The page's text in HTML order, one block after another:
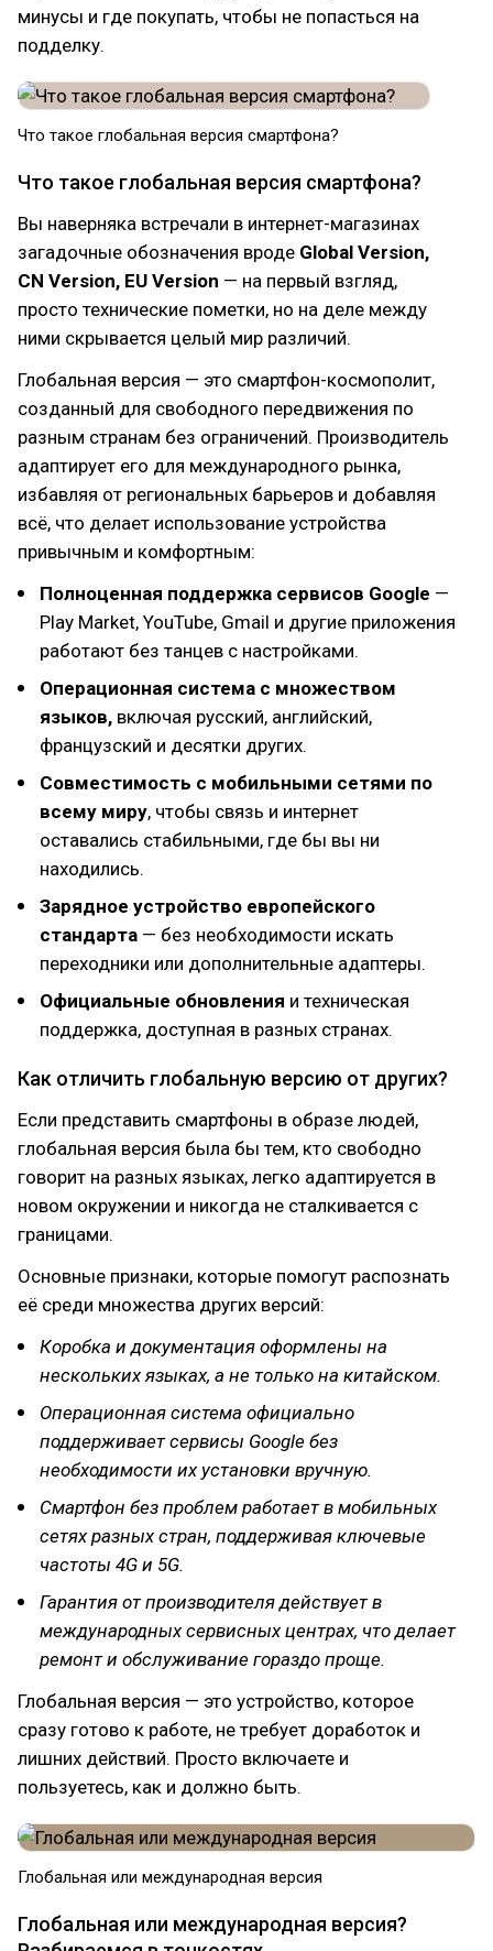
минусы и где покупать, чтобы не попасться на
подделку.
Что такое глобальная версия смартфона?
Что такое глобальная версия смартфона?
Вы наверняка встречали в интернет-магазинах
загадочные обозначения вроде Global Version,
CN Version, EU Version — на первый взгляд,
просто технические пометки, но на деле между
ними скрывается целый мир различий.
Глобальная версия — это смартфон-космополит,
созданный для свободного передвижения по
разным странам без ограничений. Производитель
адаптирует его для международного рынка,
избавляя от региональных барьеров и добавляя
всё, что делает использование устройства
привычным и комфортным:
Полноценная поддержка сервисов Google —
Play Market, YouTube, Gmail и другие приложения
работают без танцев с настройками.
Операционная система с множеством
языков, включая русский, английский,
французский и десятки других.
Совместимость с мобильными сетями по
всему миру, чтобы связь и интернет
оставались стабильными, где бы вы ни
находились.
Зарядное устройство европейского
стандарта — без необходимости искать
переходники или дополнительные адаптеры.
Официальные обновления и техническая
поддержка, доступная в разных странах.
Как отличить глобальную версию от других?
Если представить смартфоны в образе людей,
глобальная версия была бы тем, кто свободно
говорит на разных языках, легко адаптируется в
новом окружении и никогда не сталкивается с
границами.
Основные признаки, которые помогут распознать
её среди множества других версий:
Коробка и документация оформлены на
нескольких языках, а не только на китайском.
Операционная система официально
поддерживает сервисы Google без
необходимости их установки вручную.
Смартфон без проблем работает в мобильных
сетях разных стран, поддерживая ключевые
частоты 4G и 5G.
Гарантия от производителя действует в
международных сервисных центрах, что делает
ремонт и обслуживание гораздо проще.
Глобальная версия — это устройство, которое
сразу готово к работе, не требует доработок и
лишних действий. Просто включаете и
пользуетесь, как и должно быть.
Глобальная или международная версия
Глобальная или международная версия?